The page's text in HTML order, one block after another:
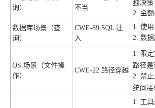
询）
不当
独决策
2. 金
数据库场景（查
询）
CWE-89 SQL 注
入
1. 使
2. 数
OS 场景（文件操
作）
CWE-22 路径穿越
1. 限
路径是
2. 禁
统间接
1. 工